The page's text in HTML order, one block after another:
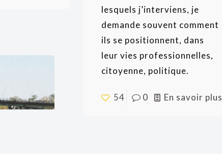
lesquels j’interviens, je
demande souvent comment
ils se positionnent, dans
leur vies professionnelles,
citoyenne, politique.
54 0 En savoir plus